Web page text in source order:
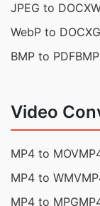
JPEG to DOCX
WebP to DOCX
BMP to PDF
Video
MP4 to MOV
MP4 to WMV
MP4 to MPG